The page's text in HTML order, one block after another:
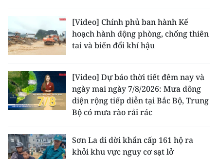
[Video] Chính phủ ban hành Kế
hoạch hành động phòng, chống thiên
tai và biến đổi khí hậu
[Video] Dự báo thời tiết đêm nay và
ngày mai ngày 7/8/2026: Mưa dông
diện rộng tiếp diễn tại Bắc Bộ, Trung
Bộ có mưa rào rải rác
Sơn La di dời khẩn cấp 161 hộ ra
khỏi khu vực nguy cơ sạt lở